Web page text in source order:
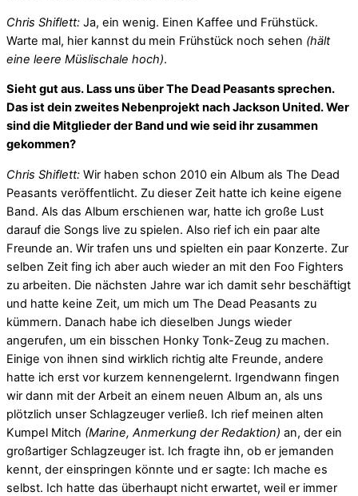
Chris Shiflett: Ja, ein wenig. Einen Kaffee und Frühstück.
Warte mal, hier kannst du mein Frühstück noch sehen (hält
eine leere Müslischale hoch).
Sieht gut aus. Lass uns über The Dead Peasants sprechen.
Das ist dein zweites Nebenprojekt nach Jackson United. Wer
sind die Mitglieder der Band und wie seid ihr zusammen
gekommen?
Chris Shiflett: Wir haben schon 2010 ein Album als The Dead
Peasants veröffentlicht. Zu dieser Zeit hatte ich keine eigene
Band. Als das Album erschienen war, hatte ich große Lust
darauf die Songs live zu spielen. Also rief ich ein paar alte
Freunde an. Wir trafen uns und spielten ein paar Konzerte. Zur
selben Zeit fing ich aber auch wieder an mit den Foo Fighters
zu arbeiten. Die nächsten Jahre war ich damit sehr beschäftigt
und hatte keine Zeit, um mich um The Dead Peasants zu
kümmern. Danach habe ich dieselben Jungs wieder
angerufen, um ein bisschen Honky Tonk-Zeug zu machen.
Einige von ihnen sind wirklich richtig alte Freunde, andere
hatte ich erst vor kurzem kennengelernt. Irgendwann fingen
wir dann mit der Arbeit an einem neuen Album an, als uns
plötzlich unser Schlagzeuger verließ. Ich rief meinen alten
Kumpel Mitch (Marine, Anmerkung der Redaktion) an, der ein
großartiger Schlagzeuger ist. Ich fragte ihn, ob er jemanden
kennt, der einspringen könnte und er sagte: Ich mache es
selbst. Ich hatte das überhaupt nicht erwartet, weil er immer